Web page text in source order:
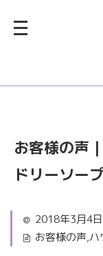
お客様の声
ドリーソー
2018年3月4日
お客様の声,ハ